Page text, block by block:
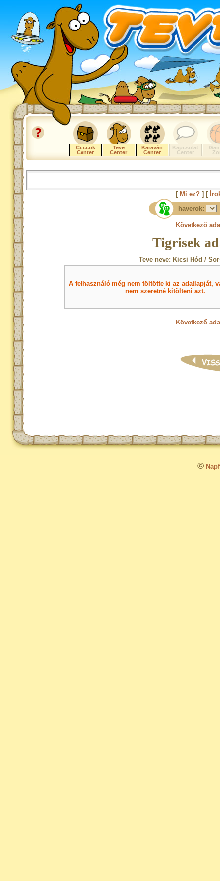
Cuccok
Center
Teve
Center
Karaván
Center
Kapcsolat
Center
[ Mi ez? ] [
haverok:
Következő
Tigrisek
Teve neve: Kicsi Hód /
A felhasználó még nem töltötte ki az adatlapját,
nem szeretné kitölteni azt.
Következő
©